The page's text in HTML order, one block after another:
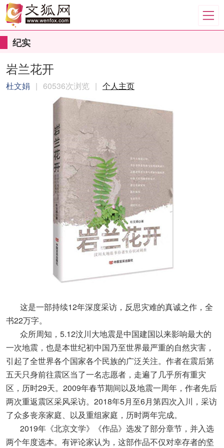
纪实
岩兰花开
杜文娟 | 60536次浏览 | 个人主页
这是一部持续12年深度采访，反思灾难的真诚之作，全
书22万字。
众所周知，5.12汶川大地震是中国建国以来影响最大的
一次地震，也是本世纪初中国乃至世界最严重的自然灾害，
引起了全世界各个国家各个民族的广泛关注。作者在震后第
五天只身前往震区当了一名志愿者，走遍了几乎所有重灾
区，历时29天。2009年春节期间以及地震一周年，作者先后
两次重返震区采风采访。2018年5月至6月第四次入川，采访
了众多丧亲家庭、以及重组家庭，历时两年完成。
2019年《北京文学》《作品》选发了部分章节，并入选
两个年度选本。有评论家认为，这部作品不仅对幸存者的坚